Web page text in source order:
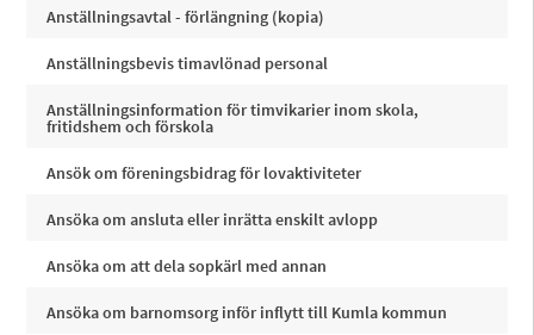
Anställningsavtal - förlängning (kopia)
Anställningsbevis timavlönad personal
Anställningsinformation för timvikarier inom skola,
fritidshem och förskola
Ansök om föreningsbidrag för lovaktiviteter
Ansöka om ansluta eller inrätta enskilt avlopp
Ansöka om att dela sopkärl med annan
Ansöka om barnomsorg inför inflytt till Kumla kommun